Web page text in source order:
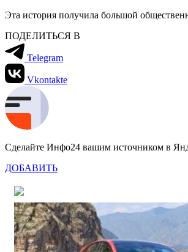
Эта история получила большой
ПОДЕЛИТЬСЯ В
Telegram
Vkontakte
Сделайте Инфо24 вашим источником в
ДОБАВИТЬ